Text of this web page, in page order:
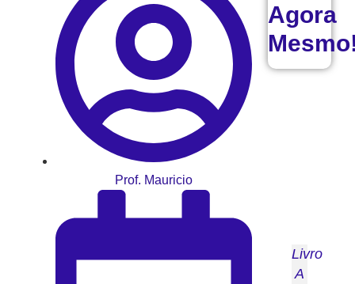
Prof. Mauricio
Agora
Livro
A